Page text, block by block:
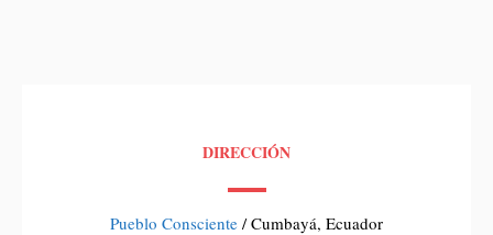
DIRECCIÓN
Pueblo Consciente / Cumbayá, Ecuador